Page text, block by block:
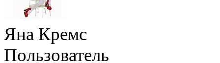
Яна Кремс
Пользователь